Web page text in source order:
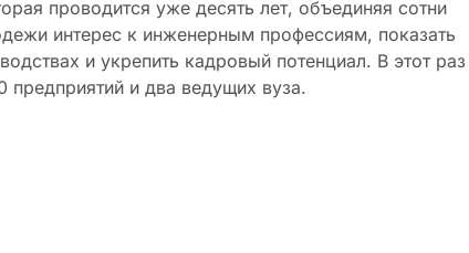
проводится уже десять лет, объединяя сотни
интерес к инженерным профессиям, показать
и укрепить кадровый потенциал. В этот
предприятий и два ведущих вуза.